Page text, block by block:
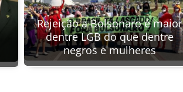
Rejeição a Bolsonaro é maior
dentre LGB do que dentre
negros e mulheres